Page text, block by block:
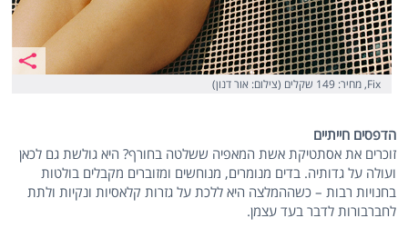
Fix, מחיר: 149 שקלים (צילום: אור דנון)
הדפסים חייתיים
זוכרים את אסתטיקת אשת המאפיה ששלטה בחורף? היא גולשת גם לכאן
ועולה על גדותיה. בדים מנומרים, מנוחשים ומזוברים מקבלים בולטות
בחנויות רבות – כשההמלצה היא ללכת על גזרות קלאסיות ונקיות ולתת
לחברבורות לדבר בעד עצמן.